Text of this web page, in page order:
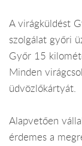
A virágküldést
szolgálat győri
Győr 15
Minden
üdvözlőkártyát.
Alapvetően
érdemes a